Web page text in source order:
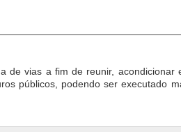
de vias a fim de reunir, acondicionar
públicos, podendo ser executado